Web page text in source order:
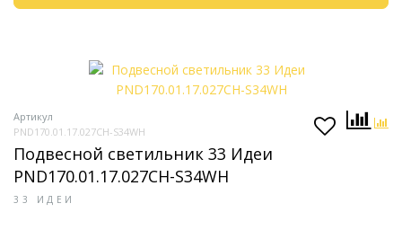
Артикул
PND170.01.17.027CH-S34WH
Подвесной светильник 33 Идеи
PND170.01.17.027CH-S34WH
33 ИДЕИ